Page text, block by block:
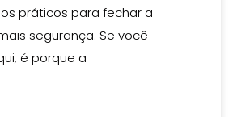
práticos para fechar a
segurança. Se você
é porque a